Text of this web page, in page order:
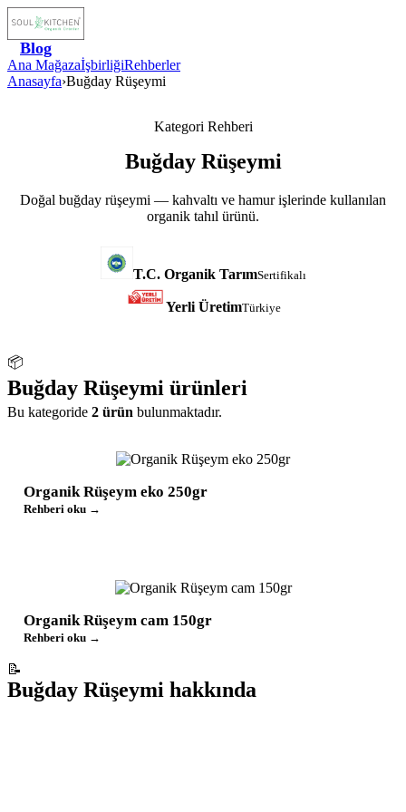
Blog
Ana MağazaİşbirliğiRehberler
Anasayfa›Buğday Rüşeymi
Kategori Rehberi
Buğday Rüşeymi
Doğal buğday rüşeymi — kahvaltı ve hamur işlerinde kullanılan
organik tahıl ürünü.
T.C. Organik TarımSertifikalı
Yerli ÜretimTürkiye
📦
Buğday Rüşeymi ürünleri
Bu kategoride 2 ürün bulunmaktadır.
Organik Rüşeym eko 250gr
Rehberi oku →
Organik Rüşeym cam 150gr
Rehberi oku →
📝
Buğday Rüşeymi hakkında